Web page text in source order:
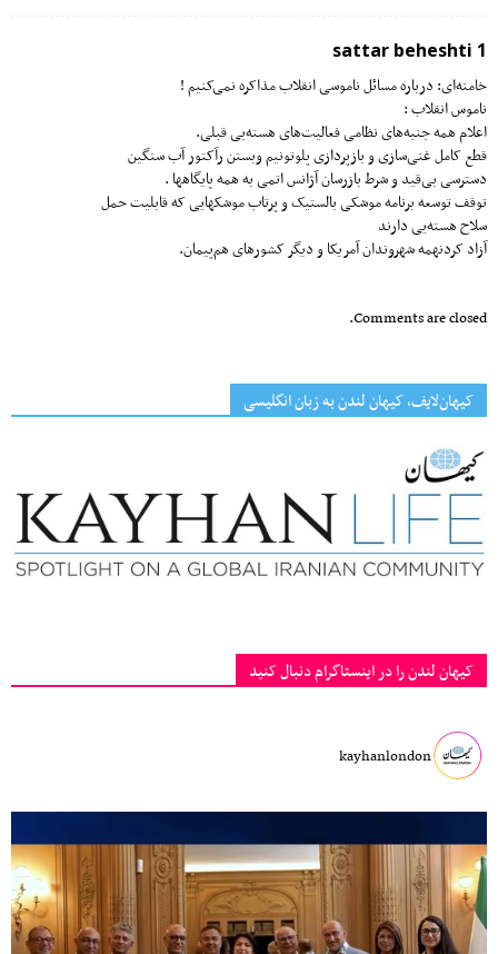
sattar beheshti 1
خامنه‌ای: درباره مسائل ناموسی انقلاب مذاکره نمی‌کنیم !
ناموس انقلاب :
اعلام همه جنبه‌های نظامی فعالیت‌های هسته‌یی قبلی‌.
قطع کامل غنی‌سازی و بازپردازی پلوتونیم وبستن رآکتور آب سنگین
دسترسی بی‌قید و شرط بازرسان آژانس اتمی به همه پایگاهها .
توقف توسعه برنامه موشکی بالستیک و پرتاب موشکهایی که قابلیت حمل
سلاح هسته‌یی دارند
آزاد کردنهمه شهروندان آمریکا و دیگر کشورهای هم‌پیمان.
Comments are closed.
کیهان‌لایف، کیهان لندن به زبان انگلیسی
کیهان لندن را در اینستاگرام دنبال کنید
kayhanlondon